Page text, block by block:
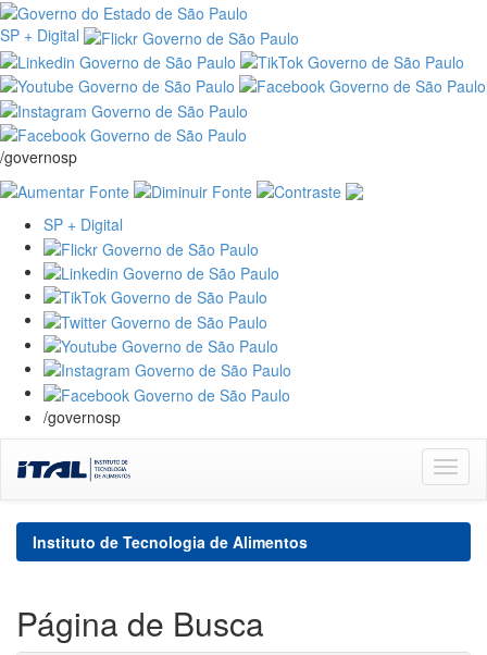
SP + Digital
/governosp
SP + Digital
/governosp
navigation
Instituto de Tecnologia de Alimentos
Página de Busca